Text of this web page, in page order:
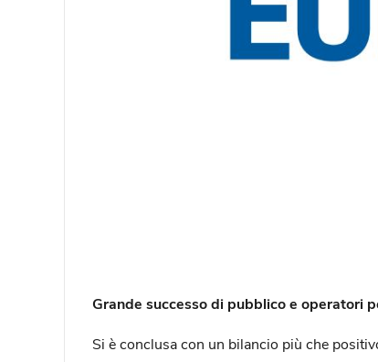
Grande successo di pubblico e operatori
Si è conclusa con un bilancio più che